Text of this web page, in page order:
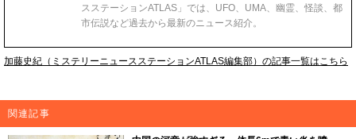
スステーションATLAS」では、UFO、UMA、幽霊、怪談、都
市伝説など過去から最新のニュース紹介。
加藤史紀（ミステリーニュースステーションATLAS編集部）の記事一覧はこちら
関連記事